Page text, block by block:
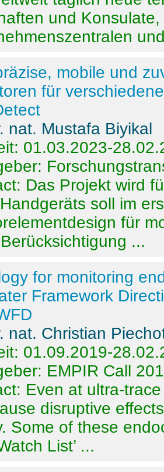
und
mobile und
für
nat. Mustafa Biyikal
01.03.2023-
Das Projekt wird
soll im
für
...
for monitoring
Framework
nat. Christian
01.09.2019-
EMPIR Call
Even at ultra-
disruptive
Some of these
List’ ...